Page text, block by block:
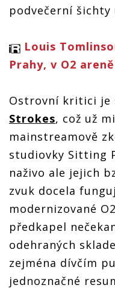
podvečerní šichty
Louis
Prahy, v O2
Ostrovní kritici je
Strokes, což už
mainstreamově
studiovky Sitting
naživo ale jejich
zvuk docela
modernizované
předkapel
odehraných
zejména dívčím
jednoznačné